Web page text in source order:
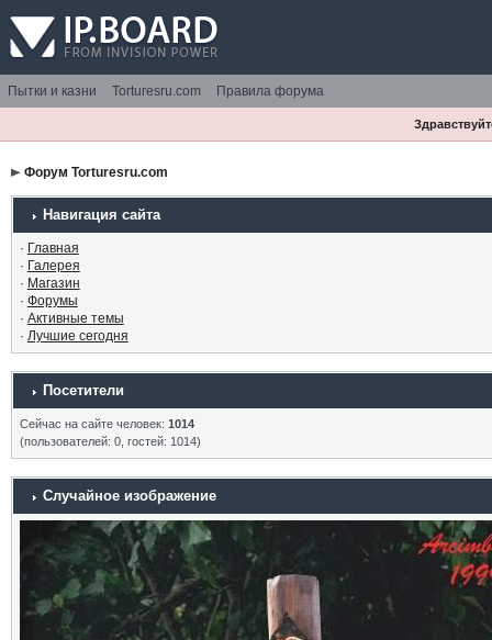
Пытки и казни Torturesru.com Правила форума
Форум Torturesru.com
Навигация сайта
· Главная
· Галерея
· Магазин
· Форумы
· Активные темы
· Лучшие сегодня
Посетители
Сейчас на сайте человек: 1014
(пользователей: 0, гостей: 1014)
Случайное изображение